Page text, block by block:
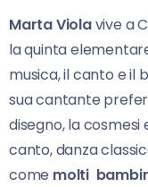
Marta Violavive a
la quinta
musica, il canto e il
sua cantante
disegno, la cosmesi
canto, danza
come molti